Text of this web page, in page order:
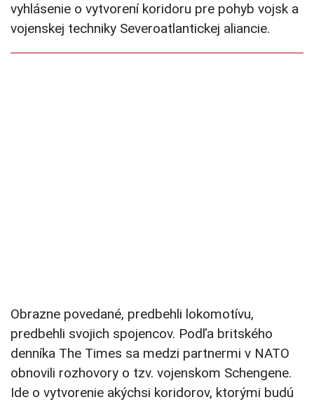
vyhlásenie o vytvorení koridoru pre pohyb vojsk a
vojenskej techniky Severoatlantickej aliancie.
Obrazne povedané, predbehli lokomotívu,
predbehli svojich spojencov. Podľa britského
denníka The Times sa medzi partnermi v NATO
obnovili rozhovory o tzv. vojenskom Schengene.
Ide o vytvorenie akýchsi koridorov, ktorými budú